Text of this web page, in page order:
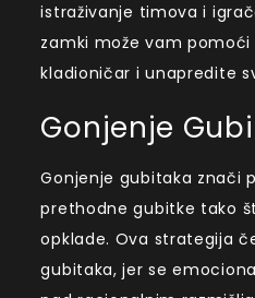
istraživanje timova i
zamki može vam
kladioničar i unapredite
Gonjenje
Gonjenje gubitaka znači
prethodne gubitke tako
opklade. Ova strategija
gubitaka, jer se